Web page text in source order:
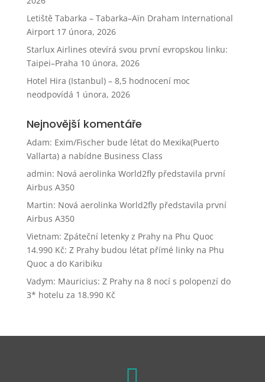
Letiště Tabarka – Tabarka–Aïn Draham International
Airport 17 února, 2026
Starlux Airlines otevírá svou první evropskou linku:
Taipei–Praha 10 února, 2026
Hotel Hira (Istanbul) – 8,5 hodnocení moc
neodpovídá 1 února, 2026
Nejnovější komentáře
Adam: Exim/Fischer bude létat do Mexika(Puerto
Vallarta) a nabídne Business Class
admin: Nová aerolinka World2fly představila první
Airbus A350
Martin: Nová aerolinka World2fly představila první
Airbus A350
Vietnam: Zpáteční letenky z Prahy na Phu Quoc
14.990 Kč: Z Prahy budou létat přímé linky na Phu
Quoc a do Karibiku
Vadym: Mauricius: Z Prahy na 8 nocí s polopenzí do
3* hotelu za 18.990 Kč
